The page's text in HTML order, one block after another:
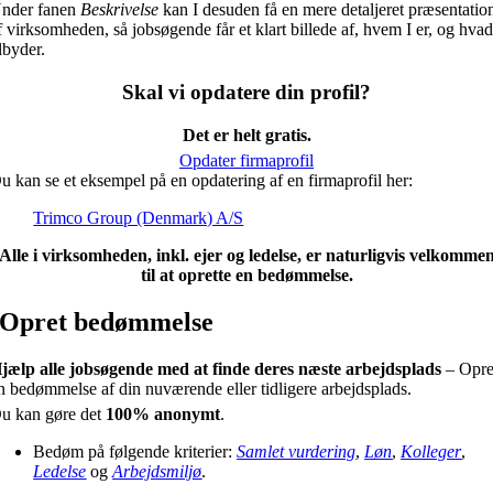
fanen Beskrivelse kan I desuden få en mere detaljeret
virksomheden, så jobsøgende får et klart billede af, hvem I er, og
Skal vi opdatere din profil?
Det er helt gratis.
Opdater firmaprofil
kan se et eksempel på en opdatering af en firmaprofil her:
Trimco Group (Denmark) A/S
i virksomheden, inkl. ejer og ledelse, er naturligvis
til at oprette en bedømmelse.
Opret bedømmelse
alle jobsøgende med at finde deres næste arbejdsplads –
bedømmelse af din nuværende eller tidligere arbejdsplads.
kan gøre det 100% anonymt.
Bedøm på følgende kriterier:Samlet vurdering, Løn, Kolleger,
Ledelse ogArbejdsmiljø.